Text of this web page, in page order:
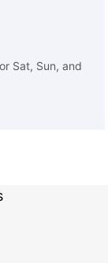
Sat, Sun, and